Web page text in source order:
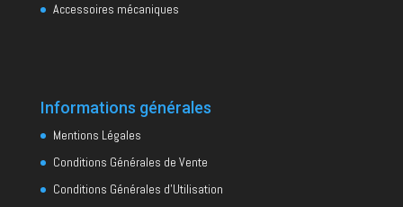
Accessoires mécaniques
Informations générales
Mentions Légales
Conditions Générales de Vente
Conditions Générales d’Utilisation